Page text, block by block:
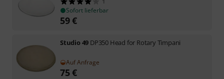
Sofort lieferbar
59€
Studio 49 DP350 Head for Rotary Timpani
Auf Anfrage
75€